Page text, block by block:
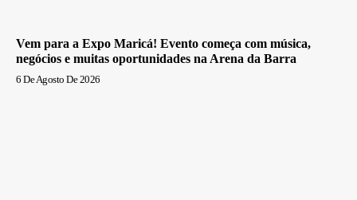
Vem para a Expo Maricá! Evento começa com música,
negócios e muitas oportunidades na Arena da Barra
6 De Agosto De 2026